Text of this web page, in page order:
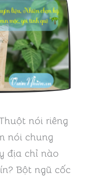
nói riêng
nói chung
địa chỉ nào
Bột ngũ cốc